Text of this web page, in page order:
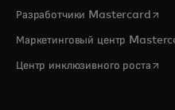
Разработчики Mastercard
Маркетинговый центр
Центр инклюзивного роста